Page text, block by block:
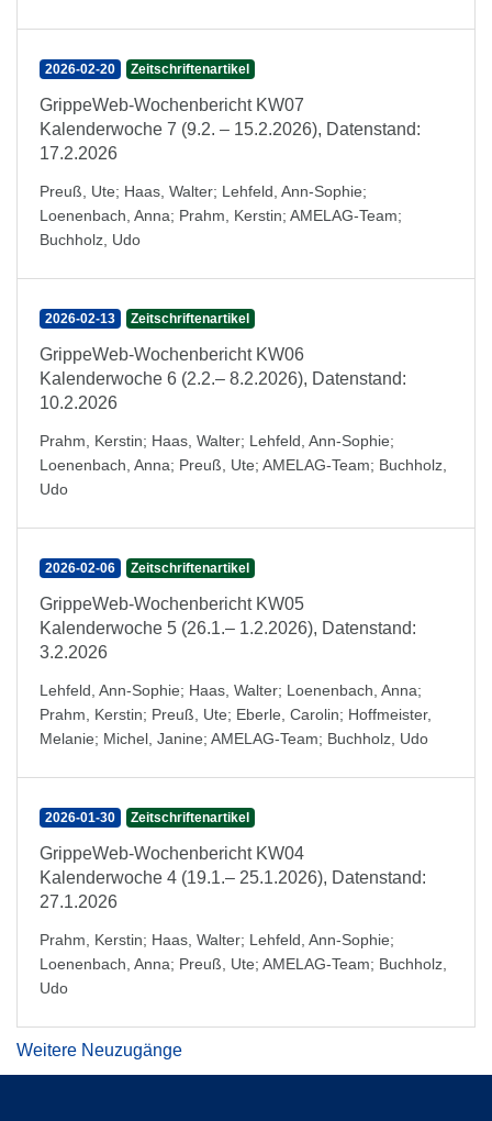
2026-02-20 Zeitschriftenartikel
GrippeWeb-Wochenbericht KW07
Kalenderwoche 7 (9.2. – 15.2.2026), Datenstand:
17.2.2026
Preuß, Ute; Haas, Walter; Lehfeld, Ann-Sophie;
Loenenbach, Anna; Prahm, Kerstin; AMELAG-Team;
Buchholz, Udo
2026-02-13 Zeitschriftenartikel
GrippeWeb-Wochenbericht KW06
Kalenderwoche 6 (2.2.– 8.2.2026), Datenstand:
10.2.2026
Prahm, Kerstin; Haas, Walter; Lehfeld, Ann-Sophie;
Loenenbach, Anna; Preuß, Ute; AMELAG-Team; Buchholz,
Udo
2026-02-06 Zeitschriftenartikel
GrippeWeb-Wochenbericht KW05
Kalenderwoche 5 (26.1.– 1.2.2026), Datenstand:
3.2.2026
Lehfeld, Ann-Sophie; Haas, Walter; Loenenbach, Anna;
Prahm, Kerstin; Preuß, Ute; Eberle, Carolin; Hoffmeister,
Melanie; Michel, Janine; AMELAG-Team; Buchholz, Udo
2026-01-30 Zeitschriftenartikel
GrippeWeb-Wochenbericht KW04
Kalenderwoche 4 (19.1.– 25.1.2026), Datenstand:
27.1.2026
Prahm, Kerstin; Haas, Walter; Lehfeld, Ann-Sophie;
Loenenbach, Anna; Preuß, Ute; AMELAG-Team; Buchholz,
Udo
Weitere Neuzugänge